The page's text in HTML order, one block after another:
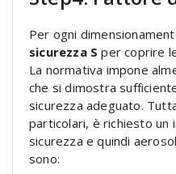
Per ogni
sicurezza S per coprire
La normativa impone
che si dimostra
sicurezza adeguato.
particolari, è richiesto
sicurezza e quindi
sono: